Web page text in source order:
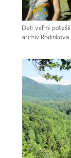
Deti veľmi
archív Rodinkova